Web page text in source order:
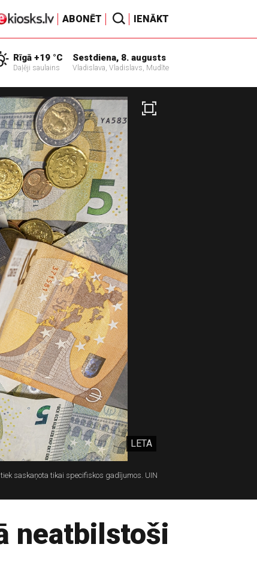
ABONĒT IENĀKT
Rīgā +19 °C
Daļēji saulains
Sestdiena, 8. augusts
Vladislava, Vladislavs, Mudīte
LETA
saskaņota tikai specifiskos gadījumos. UIN
neatbilstoši